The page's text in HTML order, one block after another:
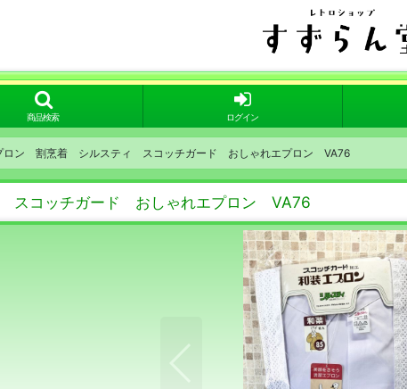
商品検索 ログイン
ロン 割烹着 シルスティ スコッチガード おしゃれエプロン VA76
コッチガード おしゃれエプロン VA76